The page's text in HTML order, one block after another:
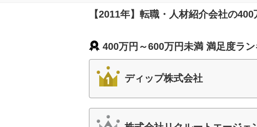
【2011年】転職・人材紹介会社の
400万円～600万円未満 満足度ラ
ディップ株式会社